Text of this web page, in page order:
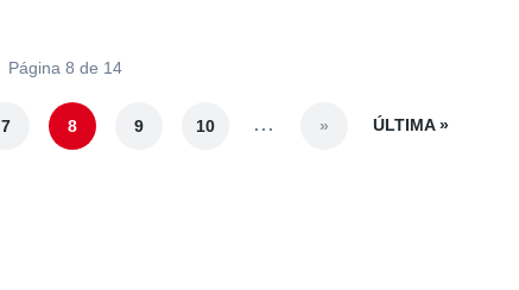
Página 8 de 14
7 8 9 10 ... » ÚLTIMA »